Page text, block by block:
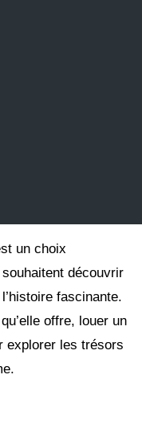
un choix
découvrir
fascinante.
offre, louer un
explorer les trésors